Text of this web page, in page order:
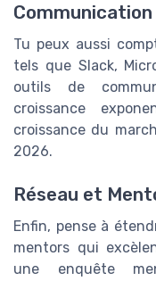
Communication
Tu peux aussi
tels que Slack,
outils de
croissance
croissance du
2026.
Réseau et
Enfin, pense à
mentors qui
une enquête